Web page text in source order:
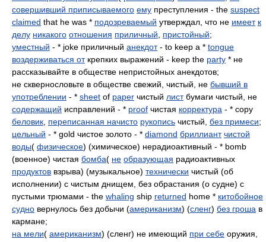
совершивший приписываемого ему преступления - the suspect
claimed that he was * подозреваемый утверждал, что не имеет к
делу никакого отношения приличный пристойный;
уместный - * joke приличный анекдот- to keep a * tongue
воздерживаться открепких выражений - keep the party * не
рассказывайте в обществе непристойных анекдотов;
не сквернословьте в обществе свежий, чистый, не бывший в
употреблении - * sheet of paper чистый листбумаги чистый, не
содержащий исправлений - * proof чистая корректура - * copy
беловик переписанная начисто рукопись чистый, без примеси;
цельный - * gold чистое золото - * diamond бриллиант чистой
воды( физическое) (химическое) нерадиоактивный - * bomb
(военное) чистая бомба( не образующая радиоактивных
продуктов взрыва) (музыкальное) технически чистый (об
исполнении) с чистым днищем, без обрастания (о судне) с
пустыми трюмами - the whaling ship returned home * китобойное
судно вернулось без добычи (американизм) (сленг) без гроша в
кармане;
на мели( американизм) (сленг) не имеющий при себе оружия,